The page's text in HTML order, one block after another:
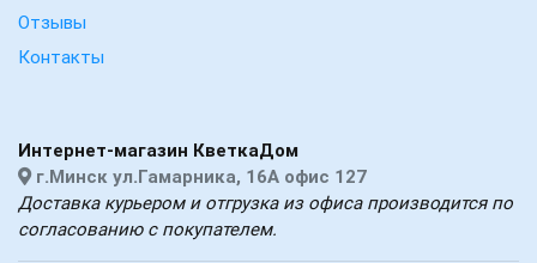
Отзывы
Контакты
Интернет-магазин КветкаДом
г.Минск ул.Гамарника, 16А офис 127
Доставка курьером и отгрузка из офиса производится по
согласованию с покупателем.